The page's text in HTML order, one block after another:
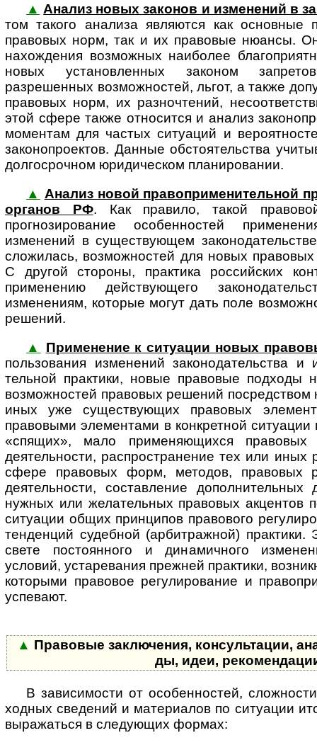
▲ Анализ новых законов и изменений в
том та­ко­го анализа являются как
правовых норм, так и их правовые нюансы.
нахождения возможных наиболее
новых установленных законом
разрешенных возможностей, льгот, а также
правовых норм, их разночтений,
этой сфере также относится и анализ
моментам для частых ситуаций и
законопроектов. Данные обстоятельства
долгосрочном юридическом планировании.
▲ Анализ новой правоприменительной
органов РФ. Как правило, такой
прогнозирование особенностей
изменений в существующем
сложилась, возможностей для новых
С другой стороны, практика российских
применению действующего
изменениям, которые могут дать поле
решений.
▲
Применение к ситуации новых
поль­зо­ва­ния изменений за­ко­но­да­тель­ст­ва
тель­ной практики, новые правовые подходы
возможностей правовых решений посредством
иных уже существующих пра­во­вых
правовыми элементами в конкретной ситуации
«спящих», мало применяющихся правовых
деятельности, распространение тех или иных
сфере правовых форм, методов, правовых
деятельности, составление до­пол­ни­тель­ных
нужных или желательных правовых акцентов
ситуации общих принципов правового
тенденций судебной (арбитражной) практики.
свете постоянного и динамичного
условий, устаревания прежней практики,
которыми правовое регулирование и
успевают.
▲ Правовые заключения, консультации,
ды, идеи,
В за­ви­си­мос­ти от особенностей,
ход­ных сведений и материалов по ситуации
выражаться в следующих формах: